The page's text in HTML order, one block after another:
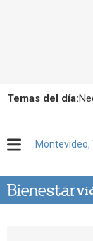
Temas del día:
u
Montevideo,